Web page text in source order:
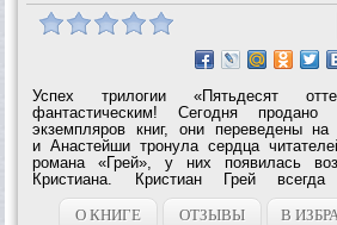
Успех трилогии «Пятьдесят
фантастическим! Сегодня
экземпляров книг, они переведены
и Анастейши тронула сердца
романа «Грей», у них появилась
Кристиана. Кристиан Грей
под контролем. Его полностью
рационально устроен и подчинен...
О КНИГЕ ОТЗЫВЫ В